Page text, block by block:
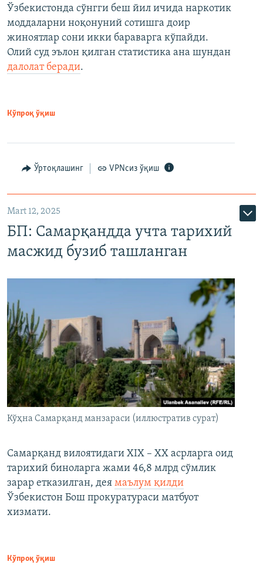
Ўзбекистонда сўнгги беш йил ичида наркотик
моддаларни ноқонуний сотишга доир
жиноятлар сони икки бараварга кўпайди.
Олий суд эълон қилган статистика ана шундан
далолат беради.
Кўпроқ ўқиш
Ўртоқлашинг VPNсиз ўқиш
Mart 12, 2025
БП: Самарқандда учта тарихий
масжид бузиб ташланган
Кўҳна Самарқанд манзараси (иллюстратив сурат)
Самарқанд вилоятидаги XIX – XX асрларга оид
тарихий биноларга жами 46,8 млрд сўмлик
зарар етказилган, дея маълум қилди
Ўзбекистон Бош прокуратураси матбуот
хизмати.
Кўпроқ ўқиш